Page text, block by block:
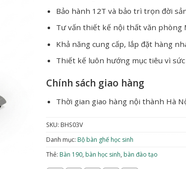
Bảo hành 12T và bảo trì trọn đời
Tư vấn thiết kế nội thất văn phòng
Khả năng cung cấp, lắp đặt hàng
Thiết kế luôn hướng mục tiêu vì
Chính sách giao hàng
Thời gian giao hàng nội thành Hà
SKU: BHS03V
Danh mục: Bộ bàn ghế học sinh
Thẻ: Bàn 190, bàn học sinh, bàn đào tạo